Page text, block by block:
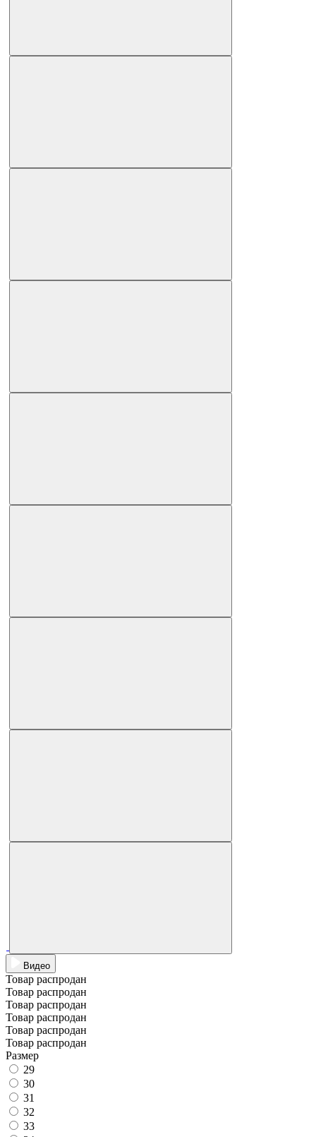
Видео
Товар распродан
Товар распродан
Товар распродан
Товар распродан
Товар распродан
Товар распродан
Размер
29
30
31
32
33